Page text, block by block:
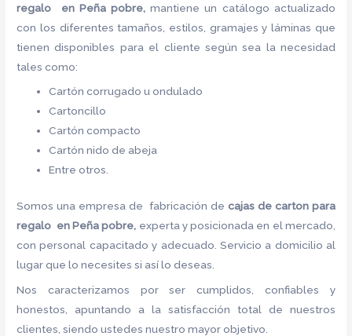
regalo en Peña pobre,mantiene un catálogo actualizado
con los diferentes tamaños, estilos, gramajes y láminas que
tienen disponibles para el cliente según sea la necesidad
tales como:
Cartón corrugado u ondulado
Cartoncillo
Cartón compacto
Cartón nido de abeja
Entre otros.
Somos una empresa de fabricación de cajas de carton para
regalo en Peña pobre, experta y posicionada en el mercado,
con personal capacitado y adecuado. Servicio a domicilio al
lugar que lo necesites si así lo deseas.
Nos caracterizamos por ser cumplidos, confiables y
honestos, apuntando a la satisfacción total de nuestros
clientes, siendo ustedes nuestro mayor objetivo.